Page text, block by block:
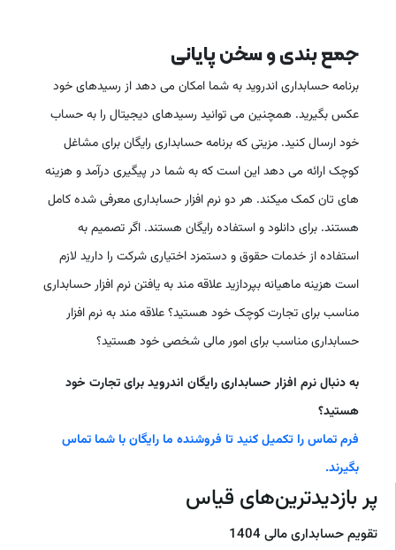
جمع بندی و سخن پایانی
برنامه حسابداری اندروید به شما امکان می دهد از رسیدهای خود
عکس بگیرید. همچنین می توانید رسیدهای دیجیتال را به حساب
خود ارسال کنید. مزیتی که برنامه حسابداری رایگان برای مشاغل
کوچک ارائه می دهد این است که به شما در پیگیری درآمد و هزینه
های تان کمک میکند. هر دو نرم افزار حسابداری معرفی شده کامل
هستند. برای دانلود و استفاده رایگان هستند. اگر تصمیم به
استفاده از خدمات حقوق و دستمزد اختیاری شرکت را دارید لازم
است هزینه ماهیانه بپردازید علاقه مند به یافتن نرم افزار حسابداری
مناسب برای تجارت کوچک خود هستید؟ علاقه مند به نرم افزار
حسابداری مناسب برای امور مالی شخصی خود هستید؟
به دنبال نرم افزار حسابداری رایگان اندروید برای تجارت خود
هستید؟
فرم تماس را تکمیل کنید تا فروشنده ما رایگان با شما تماس
بگیرند.
پر بازدیدترین‌های قیاس
تقویم حسابداری مالی 1404